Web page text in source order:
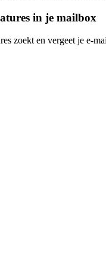
in je mailbox
zoekt en vergeet je e-